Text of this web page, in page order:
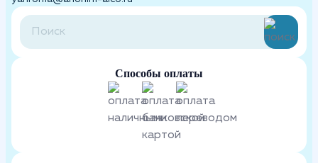
Способы оплаты